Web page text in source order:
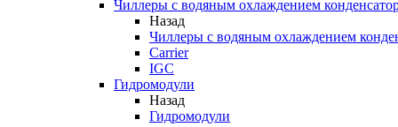
Чиллеры с водяным охлаждением
Назад
Чиллеры с водяным охлаждением
Carrier
IGC
Гидромодули
Назад
Гидромодули